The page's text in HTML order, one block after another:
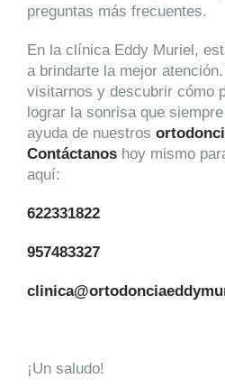
preguntas más frecuentes.
En la clínica Eddy Muriel,
a brindarte la mejor
visitarnos y descubrir cómo
lograr la sonrisa que
ayuda de nuestros
Contáctanos hoy mismo
aquí:
622331822
957483327
¡Un saludo!